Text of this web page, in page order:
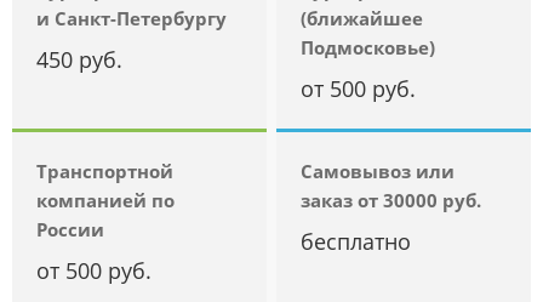
и Санкт-Петербургу
450 руб.
(ближайшее
Подмосковье)
от 500 руб.
Транспортной
компанией по
России
от 500 руб.
Самовывоз или
заказ от 30000 руб.
бесплатно